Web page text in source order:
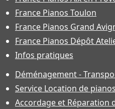
France Pianos Toulon
France Pianos Grand
France Pianos Dépôt
Infos pratiques
Déménagement -
Service Location de pianos
Accordage et Réparation